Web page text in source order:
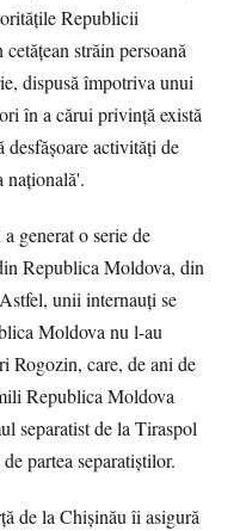
Republicii
străin persoană
dispusă împotriva unui
în a cărui privință există
activități de
națională'.
generat o serie de
Republica Moldova, din
unii internauți se
Moldova nu l-au
Rogozin, care, de ani de
Republica Moldova
separatist de la Tiraspol
partea separatiștilor.
de la Chișinău îi asigură